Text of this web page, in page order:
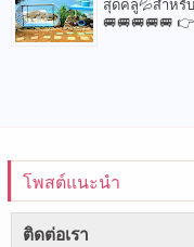
สุดคลู💦สำหรั
🚐🚐🚐🚐🚐
โพสต์แนะนำ
ติดต่อเรา